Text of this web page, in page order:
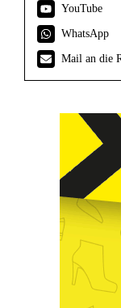
YouTube
WhatsApp
Mail an die